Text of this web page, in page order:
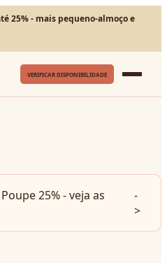
25% - mais pequeno-almoço e
VERIFICAR DISPONIBILIDADE
25% - veja as
-
>